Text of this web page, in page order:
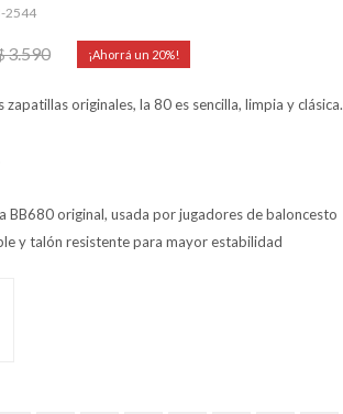
2544
3.590 20
zapatillas originales, la 80 es sencilla, limpia y clásica.
BB680 original, usada por jugadores de baloncesto
y talón resistente para mayor estabilidad